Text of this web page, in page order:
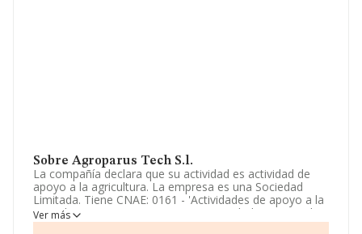
Sobre Agroparus Tech S.l.
La compañía declara que su actividad es actividad de
apoyo a la agricultura. La empresa es una Sociedad
Limitada. Tiene CNAE: 0161 - 'Actividades de apoyo a la
agricultura'. La empresa no tiene actividad en mercados
exteriores.
Ver más